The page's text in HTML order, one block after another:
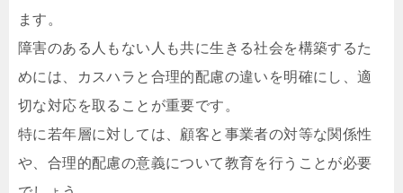
ます。
障害のある人もない人も共に生きる社会を構築するた
めには、カスハラと合理的配慮の違いを明確にし、適
切な対応を取ることが重要です。
特に若年層に対しては、顧客と事業者の対等な関係性
や、合理的配慮の意義について教育を行うことが必要